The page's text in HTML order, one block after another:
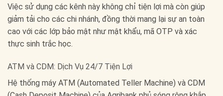
Việc sử dụng các kênh này không chỉ tiện lợi mà còn giúp
giảm tải cho các chi nhánh, đồng thời mang lại sự an toàn
cao với các lớp bảo mật như mật khẩu, mã OTP và xác
thực sinh trắc học.
ATM và CDM: Dịch Vụ 24/7 Tiện Lợi
Hệ thống máy ATM (Automated Teller Machine) và CDM